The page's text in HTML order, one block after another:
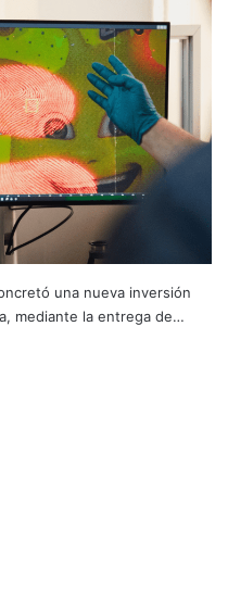
una nueva inversión
mediante la entrega de…